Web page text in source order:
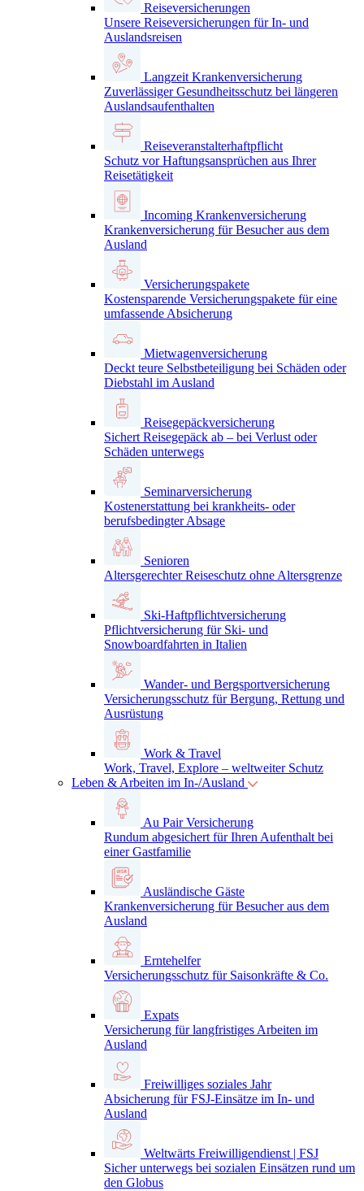
Reiseversicherungen
Unsere Reiseversicherungen für In- und
Auslandsreisen
Langzeit Krankenversicherung
Zuverlässiger Gesundheitsschutz bei längeren
Auslandsaufenthalten
Reiseveranstalterhaftpflicht
Schutz vor Haftungsansprüchen aus Ihrer
Reisetätigkeit
Incoming Krankenversicherung
Krankenversicherung für Besucher aus dem
Ausland
Versicherungspakete
Kostensparende Versicherungspakete für eine
umfassende Absicherung
Mietwagenversicherung
Deckt teure Selbstbeteiligung bei Schäden oder
Diebstahl im Ausland
Reisegepäckversicherung
Sichert Reisegepäck ab – bei Verlust oder
Schäden unterwegs
Seminarversicherung
Kostenerstattung bei krankheits- oder
berufsbedingter Absage
Senioren
Altersgerechter Reiseschutz ohne Altersgrenze
Ski-Haftpflichtversicherung
Pflichtversicherung für Ski- und
Snowboardfahrten in Italien
Wander- und Bergsportversicherung
Versicherungsschutz für Bergung, Rettung und
Ausrüstung
Work & Travel
Work, Travel, Explore – weltweiter Schutz
Leben & Arbeiten im In-/Ausland
Au Pair Versicherung
Rundum abgesichert für Ihren Aufenthalt bei
einer Gastfamilie
Ausländische Gäste
Krankenversicherung für Besucher aus dem
Ausland
Erntehelfer
Versicherungsschutz für Saisonkräfte & Co.
Expats
Versicherung für langfristiges Arbeiten im
Ausland
Freiwilliges soziales Jahr
Absicherung für FSJ-Einsätze im In- und
Ausland
Weltwärts Freiwilligendienst | FSJ
Sicher unterwegs bei sozialen Einsätzen rund um
den Globus